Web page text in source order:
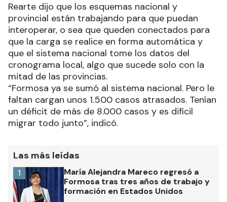
Rearte dijo que los esquemas nacional y
provincial están trabajando para que puedan
interoperar, o sea que queden conectados para
que la carga se realice en forma automática y
que el sistema nacional tome los datos del
cronograma local, algo que sucede solo con la
mitad de las provincias.
“Formosa ya se sumó al sistema nacional. Pero le
faltan cargan unos 1.500 casos atrasados. Tenían
un déficit de más de 8.000 casos y es difícil
migrar todo junto”, indicó.
Las más leídas
María Alejandra Mareco regresó a
Formosa tras tres años de trabajo y
formación en Estados Unidos
1